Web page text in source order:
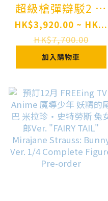
超級槍彈辯駁2 再
會了絕望學園 七海
千秋 兔女郎Ver
Danganronpa 2:
Goodbye Despair
Chiaki Nanami:
Bunny Ver. 1/3
Complete Figure
Pre-order
HK$3,920.00 ~ HK...
HK$7,700.00
加入購物車